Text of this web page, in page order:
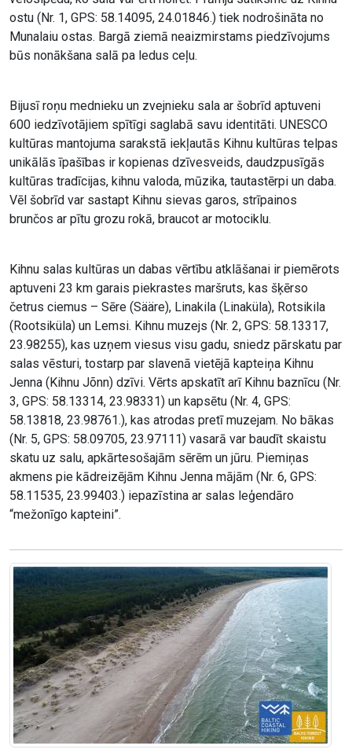
ostu (Nr. 1, GPS: 58.14095, 24.01846.) tiek nodrošināta no
Munalaiu ostas. Bargā ziemā neaizmirstams piedzīvojums
būs nonākšana salā pa ledus ceļu.
Bijusī roņu mednieku un zvejnieku sala ar šobrīd aptuveni
600 iedzīvotājiem spītīgi saglabā savu identitāti. UNESCO
kultūras mantojuma sarakstā iekļautās Kihnu kultūras telpas
unikālās īpašības ir kopienas dzīvesveids, daudzpusīgās
kultūras tradīcijas, kihnu valoda, mūzika, tautastērpi un daba.
Vēl šobrīd var sastapt Kihnu sievas garos, strīpainos
brunčos ar pītu grozu rokā, braucot ar motociklu.
Kihnu salas kultūras un dabas vērtību atklāšanai ir piemērots
aptuveni 23 km garais piekrastes maršruts, kas šķērso
četrus ciemus – Sēre (Sääre), Linakila (Linaküla), Rotsikila
(Rootsiküla) un Lemsi. Kihnu muzejs (Nr. 2, GPS: 58.13317,
23.98255), kas uzņem viesus visu gadu, sniedz pārskatu par
salas vēsturi, tostarp par slavenā vietējā kapteiņa Kihnu
Jenna (Kihnu Jõnn) dzīvi. Vērts apskatīt arī Kihnu baznīcu (Nr.
3, GPS: 58.13314, 23.98331) un kapsētu (Nr. 4, GPS:
58.13818, 23.98761.), kas atrodas pretī muzejam. No bākas
(Nr. 5, GPS: 58.09705, 23.97111) vasarā var baudīt skaistu
skatu uz salu, apkārtesošajām sērēm un jūru. Piemiņas
akmens pie kādreizējām Kihnu Jenna mājām (Nr. 6, GPS:
58.11535, 23.99403.) iepazīstina ar salas leģendāro
“mežonīgo kapteini”.